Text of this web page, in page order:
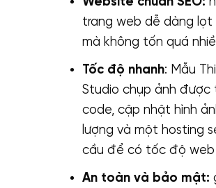
trang web dễ dàng lọt
mà không tốn quá
Tốc độ nhanh: Mẫu
Studio chụp ảnh được
code, cập nhật hình
lượng và một hosting
cầu để có tốc độ web
An toàn và bảo mật: